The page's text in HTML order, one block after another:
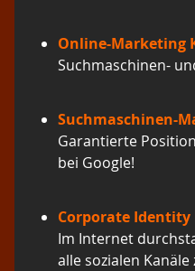
Online-Marketing
Suchmaschinen-
Suchmaschinen-
Garantierte
bei Google!
Corporate Identity
Im Internet
alle sozialen